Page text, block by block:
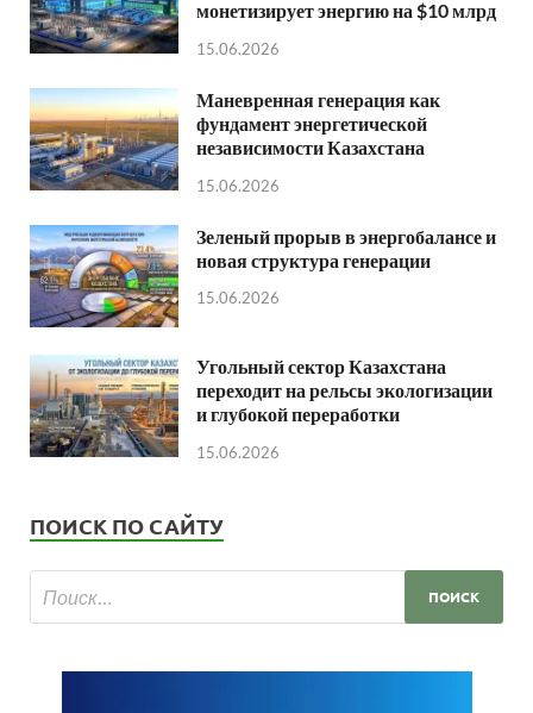
монетизирует энергию на $10 млрд
15.06.2026
Маневренная генерация как
фундамент энергетической
независимости Казахстана
15.06.2026
Зеленый прорыв в энергобалансе и
новая структура генерации
15.06.2026
Угольный сектор Казахстана
переходит на рельсы экологизации
и глубокой переработки
15.06.2026
ПОИСК ПО САЙТУ